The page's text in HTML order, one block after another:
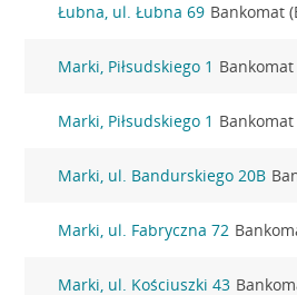
Łubna, ul. Łubna 69 Bankomat
Marki, Piłsudskiego 1
Marki, Piłsudskiego 1
Marki, ul. Bandurskiego 20B
Marki, ul. Fabryczna 72
Marki, ul. Kościuszki 43